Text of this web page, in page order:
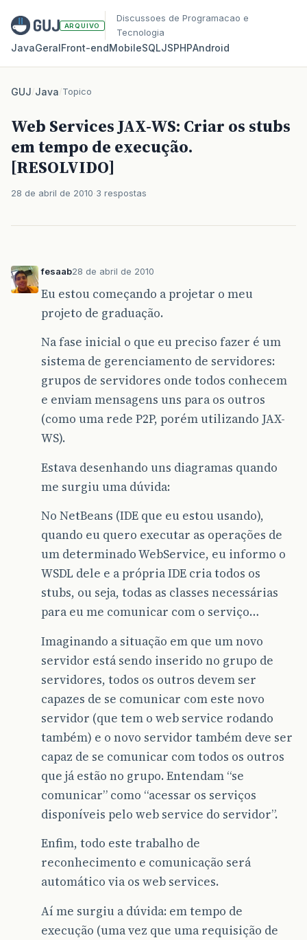
ARQUIVO
Discussoes de Programacao e
Tecnologia
JavaGeralFront‑endMobileSQLJSPHPAndroid
GUJ/Java/Topico
Web Services JAX-WS: Criar os stubs
em tempo de execução.
[RESOLVIDO]
28 de abril de 2010 3 respostas
fesaab28 de abril de 2010
Eu estou começando a projetar o meu
projeto de graduação.
Na fase inicial o que eu preciso fazer é um
sistema de gerenciamento de servidores:
grupos de servidores onde todos conhecem
e enviam mensagens uns para os outros
(como uma rede P2P, porém utilizando JAX-
WS).
Estava desenhando uns diagramas quando
me surgiu uma dúvida:
No NetBeans (IDE que eu estou usando),
quando eu quero executar as operações de
um determinado WebService, eu informo o
WSDL dele e a própria IDE cria todos os
stubs, ou seja, todas as classes necessárias
para eu me comunicar com o serviço…
Imaginando a situação em que um novo
servidor está sendo inserido no grupo de
servidores, todos os outros devem ser
capazes de se comunicar com este novo
servidor (que tem o web service rodando
também) e o novo servidor também deve ser
capaz de se comunicar com todos os outros
que já estão no grupo. Entendam “se
comunicar” como “acessar os serviços
disponíveis pelo web service do servidor”.
Enfim, todo este trabalho de
reconhecimento e comunicação será
automático via os web services.
Aí me surgiu a dúvida: em tempo de
execução (uma vez que uma requisição de